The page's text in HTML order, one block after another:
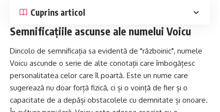
Cuprins articol
Semnificațiile ascunse ale numelui Voicu
Dincolo de semnificația sa evidentă de "războinic", numele
Voicu ascunde o serie de alte conotații care îmbogățesc
personalitatea celor care îl poartă. Este un nume care
sugerează nu doar forță fizică, ci și o voință de fier și o
capacitate de a depăși obstacolele cu demnitate și onoare.